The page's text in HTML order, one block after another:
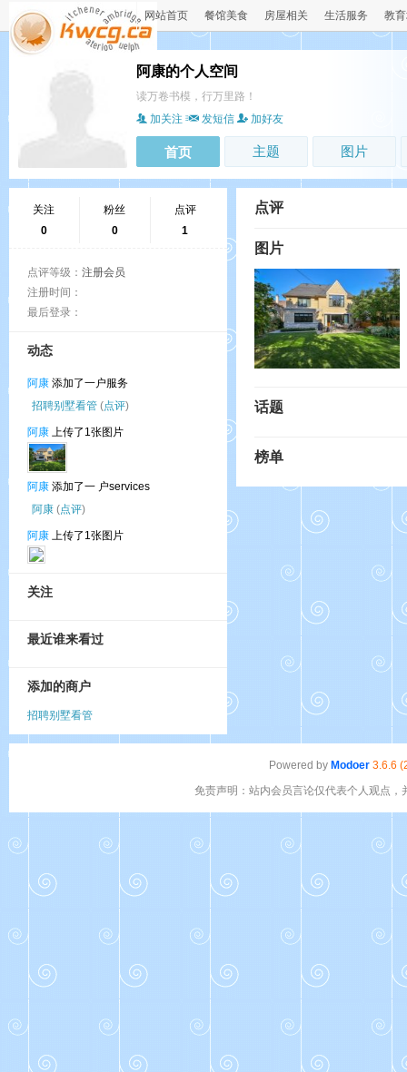
网站首页 餐馆美食 房屋相关 生活服务 教
阿康的个人空间
读万卷书模，行万里路！
加关注
发短信 加好友
首页 主题 图片
关注
0
粉丝
0
点评
1
点评等级： 注册会员
注册时间：
最后登录：
动态
阿康 添加了一户服务
招聘别墅看管 (点评)
阿康 上传了1张图片
阿康 添加了一 户services
阿康 (点评)
阿康 上传了1张图片
关注
最近谁来看过
添加的商户
招聘别墅看管
点评
图片
话题
榜单
Powered by Modoer 3.6.6
免责声明：站内会员言论仅代表个人观点